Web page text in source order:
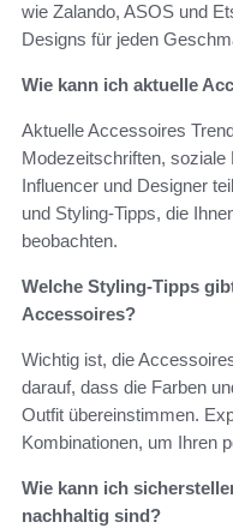
wie Zalando, ASOS und
Designs für jeden
Wie kann ich aktuelle
Aktuelle Accessoires
Modezeitschriften, soziale
Influencer und Designer
und Styling-Tipps, die
beobachten.
Welche Styling-Tipps
Accessoires?
Wichtig ist, die
darauf, dass die Farben
Outfit übereinstimmen.
Kombinationen, um Ihren
Wie kann ich
nachhaltig sind?